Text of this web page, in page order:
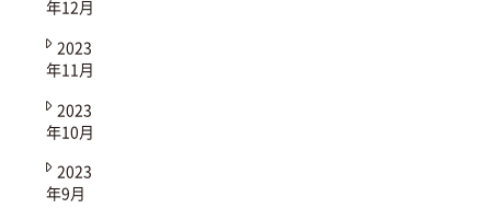
年12月
2023
年11月
2023
年10月
2023
年9月